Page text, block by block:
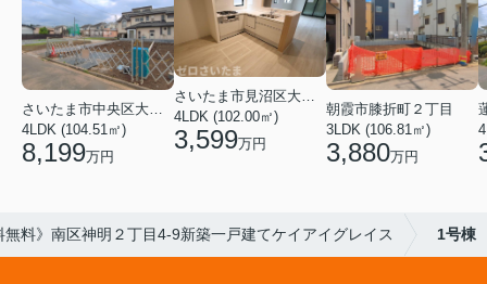
さいたま市中央区大戸３丁目
4LDK (104.51㎡)
8,199万円
さいたま市見沼区大字蓮沼
4LDK (102.00㎡)
3,599万円
朝霞市膝折町２丁目
3LDK (106.81㎡)
3,880万円
無料》南区神明２丁目4-9新築一戸建てケイアイグレイス 1号棟